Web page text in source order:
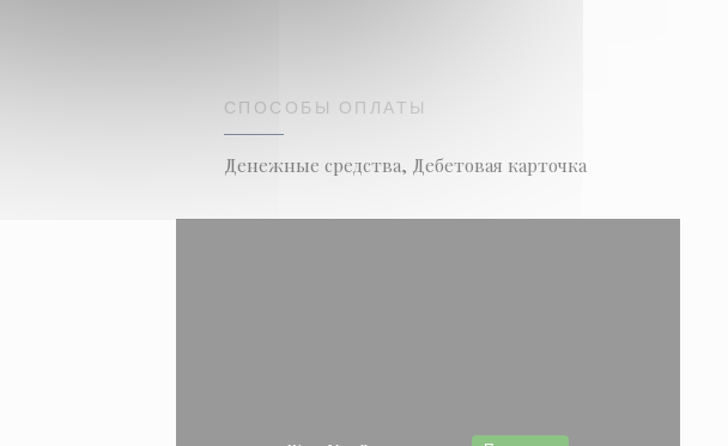
СПОСОБЫ ОПЛАТЫ
Денежные средства, Дебетовая карточка